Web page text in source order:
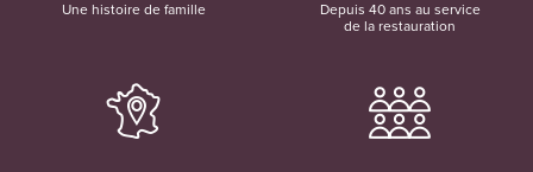
Une histoire de famille
Depuis 40 ans au service
de la restauration